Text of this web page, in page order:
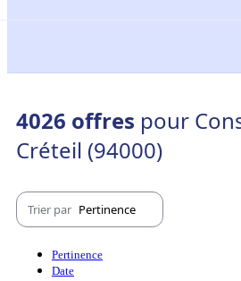
4026 offres pour
Créteil (94000)
Trier par Pertinence
Pertinence
Date